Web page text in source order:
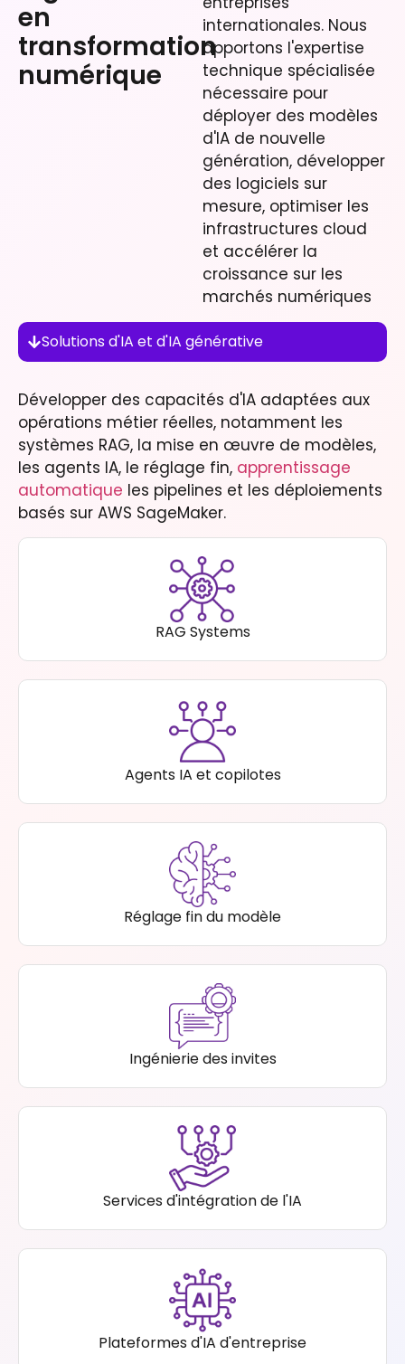
en
transformation
numérique
internationales. Nous
apportons l'expertise
technique spécialisée
nécessaire pour
déployer des modèles
d'IA de nouvelle
génération, développer
des logiciels sur
mesure, optimiser les
infrastructures cloud
et accélérer la
croissance sur les
marchés numériques
Solutions d'IA et d'IA générative
Développer des capacités d'IA adaptées aux
opérations métier réelles, notamment les
systèmes RAG, la mise en œuvre de modèles,
les agents IA, le réglage fin, apprentissage
automatique les pipelines et les déploiements
basés sur AWS SageMaker.
RAG Systems
Agents IA et copilotes
Réglage fin du modèle
Ingénierie des invites
Services d'intégration de l'IA
Plateformes d'IA d'entreprise